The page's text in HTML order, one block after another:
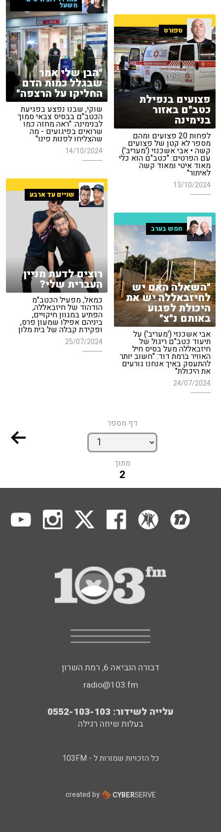
משעל
"הבן שלי אמר
שבגלל כמות הדם
החליקו על הרצפה"
שוקי, שבנו נפצע בפגיעת
הכטב"ם בבסיס צבאי סמוך
לבנימינה: "ראה מחזה כמו
שרואים בפיגועים - מה
שהצליחו לפנות פינו"
14/10/2024
ספורט
פצועים בנפילת
כטב"ם באזור
בנימינה
לפחות 20 פצועים ומהם
מספר לא קטן של פצועים
קשה • אבי אשכנזי ('מעריב')
עם הפרטים: "כטב"ם הוא כלי
מאוד איטי ומאוד קשה
לאיתור"
13/10/2024
שניים עד ארבע
רוצים לדעת מניין
העברית שלי?
כמאל, מפעיל הכטב"מ
הודהוד של חיזבאללה,
הפתיע במגוון חיקויים,
ביניהם אפילו שמעון פרס,
ופקידת קבלה של בית מלון
25/07/2024
חמש בערב
"השאלה האם יש
לחיזבאללה יש את
היכולת לפגוע
באותם נ"צ"
אבי אשכנזי ('מעריב') על
תיעוד כטב"ם ריגול של
חיזבאללה מעל בסיס חיל
האוויר ברמת דוד: "חשוב יותר
להתעסק באיך אנחנו גורעים
את היכולת"
24/07/2024
דף מספר
מתוך
2
דבורה הנביאה 6, רמת השרון
radio@103.fm
עלייה לשידור: 0552-103-103
בעלות שיחה רגילה
כל הזכויות שמורות ל - 103FM
created by CYBERSERVE